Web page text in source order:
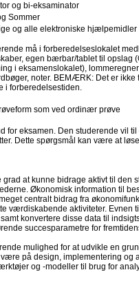
og bi-eksaminator
Sommer
og alle elektroniske hjælpemidler
må i forberedelseslokalet
egen bærbar/tablet til opslag
i eksamenslokalet),
noter. BEMÆRK: Det er ikke
i forberedelsestiden.
som ved ordinær prøve
for eksamen. Den studerende vil
Dette spørgsmål kan være at
at kunne bidrage aktivt til den
Økonomisk information til
centralt bidrag fra
værdiskabende aktiviteter. Evnen
konvertere disse data til
succesparametre for
mulighed for at udvikle en
på design, implementering og
og -modeller til brug for